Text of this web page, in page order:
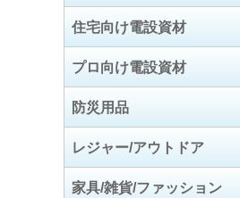
ルームエアコン
エアコン部材
電気温水器
IHクッキングヒーター
暖房器具
温水ルームヒーター
こたつ
住宅向け電設資材
インターホン
防犯・セキュリティ用
品
住宅用火災警報器
石油給湯機器
プロ向け電設資材
電設資材
工具/高圧洗浄機/芝刈機
電気自動車充電設備関
防災用品
防災用品
レジャー/アウトドア
アウトドア
家具/雑貨/ファッション